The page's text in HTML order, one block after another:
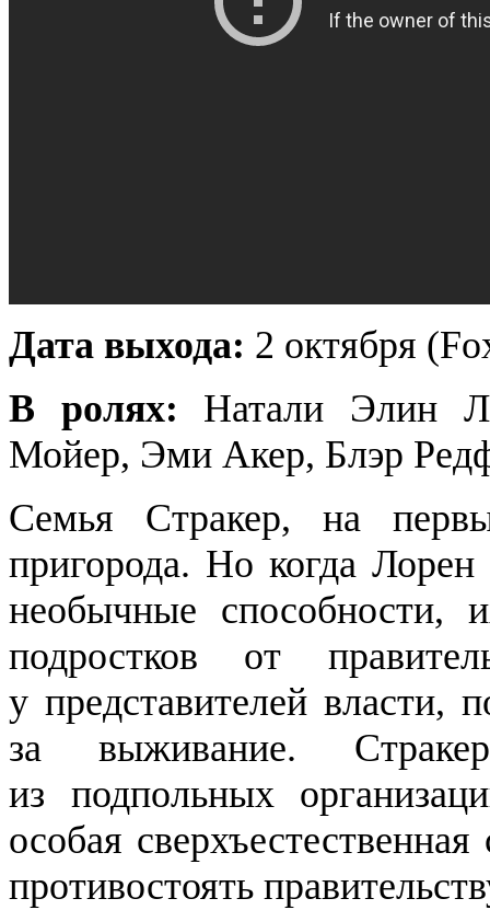
Дата выхода: 2 октября
В ролях: Натали Элин
Мойер, Эми Акер, Блэр
Семья Стракер, на
пригорода. Но когда
необычные способности,
подростков от
у представителей власти,
за выживание.
из подпольных
особая
противостоять